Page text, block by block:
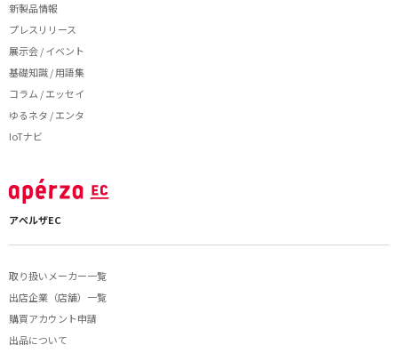
新製品情報
プレスリリース
展示会 / イベント
基礎知識 / 用語集
コラム / エッセイ
ゆるネタ / エンタ
IoTナビ
アペルザEC
取り扱いメーカー一覧
出店企業（店舗）一覧
購買アカウント申請
出品について